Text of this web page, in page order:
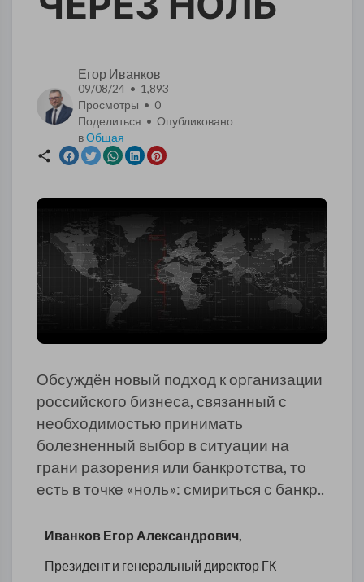
Егор Иванков
09/08/24 • 1,893
Просмотры • 0
Поделиться • Опубликовано
вОбщая
Обсуждён новый подход к организации
российского бизнеса, связанный с
необходимостью принимать
болезненный выбор в ситуации на
грани разорения или банкротства, то
есть в точке «ноль»: смириться с банкр..
Иванков Егор Александрович,
Президент и генеральный директор ГК